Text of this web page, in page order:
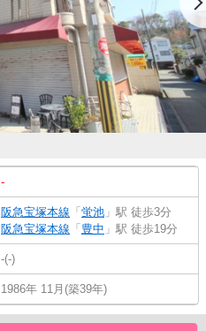
-
阪急宝塚本線 「 蛍池 」駅 徒歩3分
阪急宝塚本線 「 豊中 」駅 徒歩19分
-(-)
1986年 11月(築39年)